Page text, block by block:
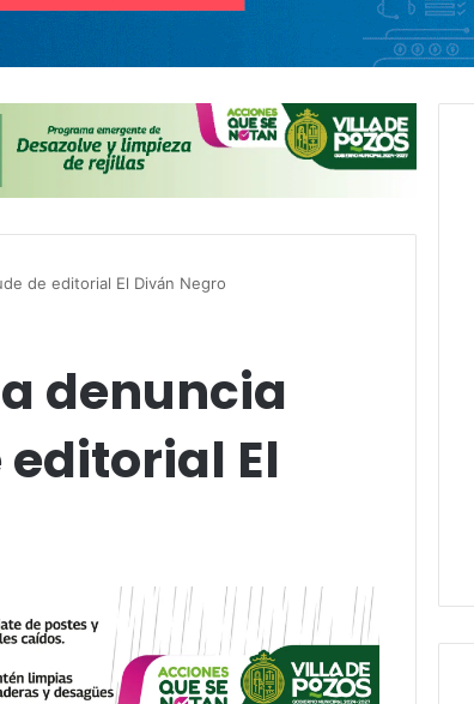
de editorial El Diván Negro
denuncia
El